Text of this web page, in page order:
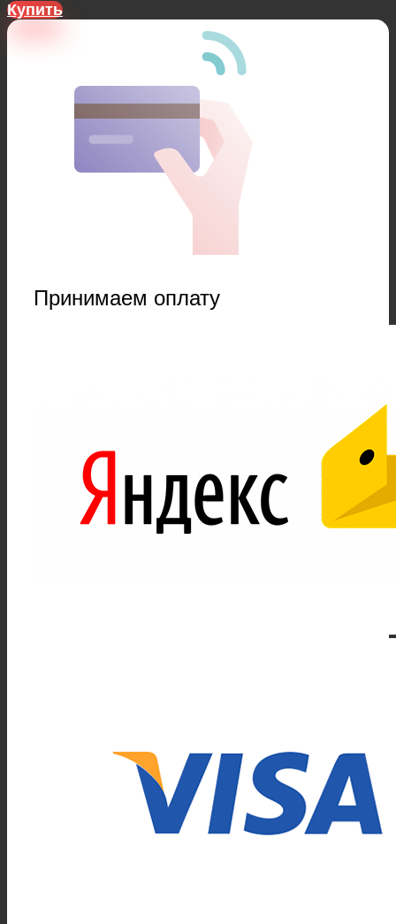
Купить
Принимаем оплату